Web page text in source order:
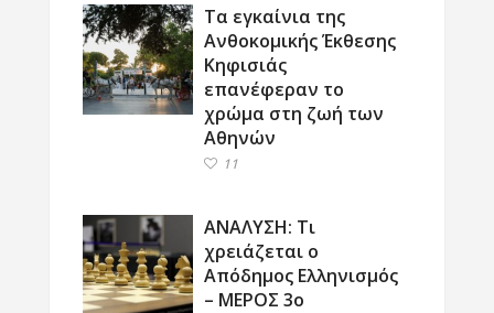
Τα εγκαίνια της
Ανθοκομικής Έκθεσης
Κηφισιάς
επανέφεραν το
χρώμα στη ζωή των
Αθηνών
11
ΑΝΑΛΥΣΗ: Τι
χρειάζεται ο
Απόδημος Ελληνισμός
– ΜΕΡΟΣ 3ο